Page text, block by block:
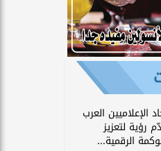
الإعلاميين العرب
رؤية لتعزيز
الرقمية...